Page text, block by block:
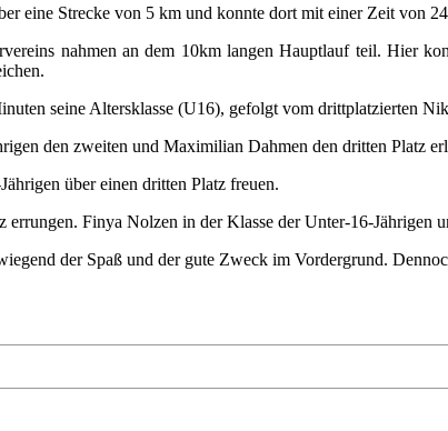
eine Strecke von 5 km und konnte dort mit einer Zeit von
nahmen an dem 10km langen Hauptlauf teil. Hier
seine Altersklasse (U16), gefolgt vom drittplatzierten
den zweiten und Maximilian Dahmen den dritten Platz
über einen dritten Platz freuen.
Finya Nolzen in der Klasse der Unter-16-Jährigen
der Spaß und der gute Zweck im Vordergrund.